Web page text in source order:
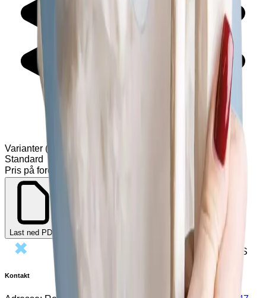
Varianter (
Standard
Pris på forespørsel
Last ned PDF
Exmed AS
Kontakt